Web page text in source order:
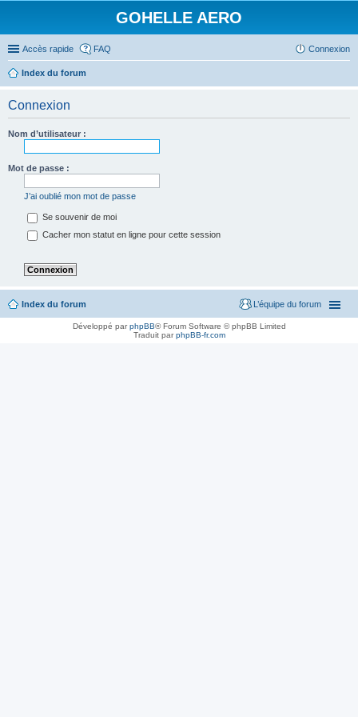
GOHELLE AERO
Accès rapide FAQ Connexion
Index du forum
Connexion
Nom d’utilisateur :
Mot de passe :
J’ai oublié mon mot de passe
Se souvenir de moi
Cacher mon statut en ligne pour cette session
Index du forum L’équipe du forum
Développé parphpBB® Forum Software © phpBB Limited
Traduit parphpBB-fr.com